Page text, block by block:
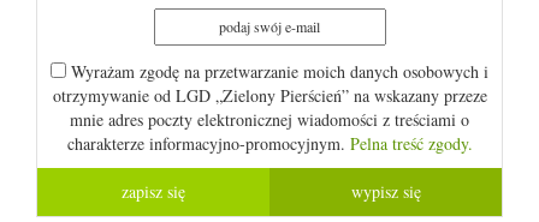
Wyrażam zgodę na przetwarzanie moich danych osobowych i
otrzymywanie od LGD „Zielony Pierścień” na wskazany przeze
mnie adres poczty elektronicznej wiadomości z treściami o
charakterze informacyjno-promocyjnym. Pelna treść zgody.